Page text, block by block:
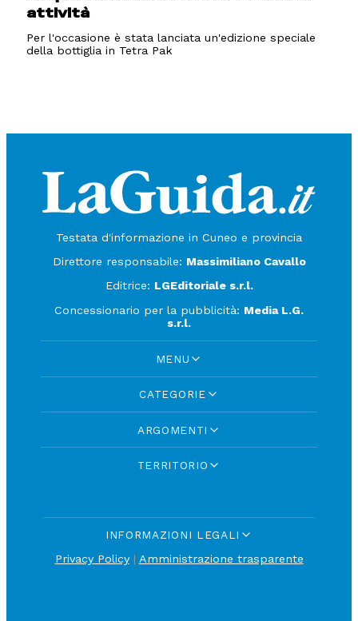
attività
Per l'occasione è stata lanciata un'edizione speciale
della bottiglia in Tetra Pak
Testata d'informazione in Cuneo e provincia
Direttore responsabile: Massimiliano Cavallo
Editrice: LGEditoriale s.r.l.
Concessionario per la pubblicità: Media L.G.
s.r.l.
MENU
CATEGORIE
ARGOMENTI
TERRITORIO
INFORMAZIONI LEGALI
Privacy Policy| Amministrazione trasparente